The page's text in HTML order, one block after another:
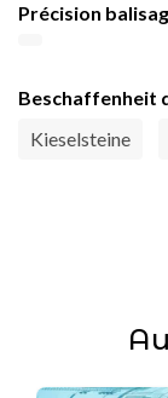
Précision
Beschaffenheit
Kieselsteine